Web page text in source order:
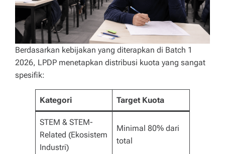
Berdasarkan kebijakan yang diterapkan di Batch 1
2026, LPDP menetapkan distribusi kuota yang sangat
spesifik:
Kategori Target Kuota
STEM & STEM-
Related (Ekosistem
Industri)
Minimal 80% dari
total